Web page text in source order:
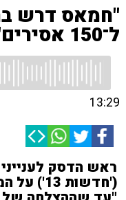
"חמאס דרש
ל־150 אסירים"
13:29
ראש הדסק
('חדשות